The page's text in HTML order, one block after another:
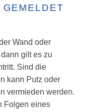
Wand oder
gilt es zu
Sind die
kann Putz oder
vermieden werden.
Folgen eines